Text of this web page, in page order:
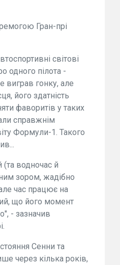
Гран-прі
світові
одного пілота -
виграв гонку, але
його здатність
фаворитів у таких
справжнім
Формули-1. Такого
водночас й
зором, жадібно
час працює на
що його момент
- зазначив
Сенни та
через кілька років,